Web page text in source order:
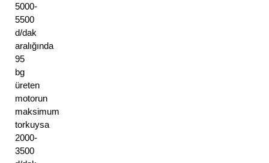
5000-
5500
d/dak
aralığında
95
bg
üreten
motorun
maksimum
torkuysa
2000-
3500